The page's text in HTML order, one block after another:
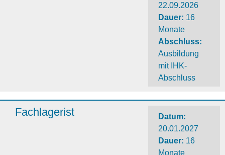
22.09.2026
Dauer: 16
Monate
Abschluss:
Ausbildung
mit IHK-
Abschluss
Fachlagerist
Datum:
20.01.2027
Dauer: 16
Monate